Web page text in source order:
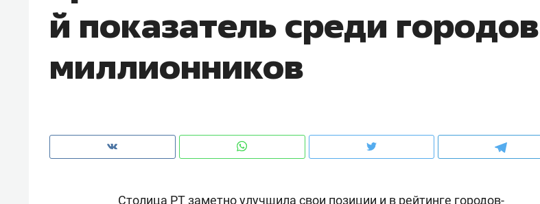
й показатель среди
миллионников
Столица РТ заметно улучшила свои позиции и в рейтинге городов-
чем интересен Оман?
клиентах и чудных запросах мастеров
налогах